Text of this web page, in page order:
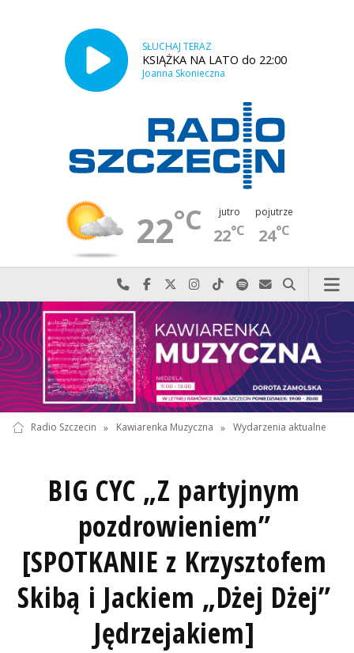
SŁUCHAJ TERAZ
KSIĄŻKA NA LATO do 22:00
Joanna Skonieczna
22°C jutro
22°C
pojutrze
24°C
Najlepiej po prostu do nas zadzwoń
Odwiedź nas na Facebook-u
Odwiedź nas na X
Odwiedź nas na Instagram-ie
Odwiedź nas na TikTok-u
Szukaj nas na Spotify
Wyślij do nas
Szukaj
Radio Szczecin » Kawiarenka Muzyczna » Wydarzenia aktualne
BIG CYC „Z partyjnym
pozdrowieniem”
[SPOTKANIE z Krzysztofem
Skibą i Jackiem „Dżej Dżej”
Jędrzejakiem]